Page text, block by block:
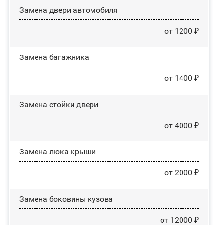
Замена двери автомобиля
от 1200 ₽
Замена багажника
от 1400 ₽
Зaмeнa cтoйĸи двepи
от 4000 ₽
Зaмeнa люĸa ĸpыши
от 2000 ₽
Замена боковины кузова
от 12000 ₽